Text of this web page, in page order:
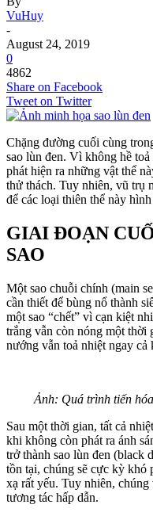
VuHuy
-
August 24, 2019
0
4862
Share on Facebook
Tweet on Twitter
Chặng đường cuối cùng
sao lùn đen. Vì không hề
phát hiện ra những vật thể
thử thách. Tuy nhiên, vũ trụ
để các loại thiên thể này
GIAI ĐOẠN
SAO
Một sao chuỗi chính (main
cần thiết để bùng nổ thành
một sao “chết” vì cạn kiệt
trắng vẫn còn nóng một
nướng vẫn toả nhiệt ngay cả
Ảnh: Quá trình tiến
Sau một thời gian, tất cả
khi không còn phát ra ánh
trở thành sao lùn đen (black
tồn tại, chúng sẽ cực kỳ khó
xạ rất yếu. Tuy nhiên,
tương tác hấp dẫn.